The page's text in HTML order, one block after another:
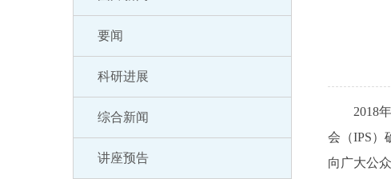
要闻
科研进展
综合新闻
讲座预告
2018年3
会（IPS）
向广大公